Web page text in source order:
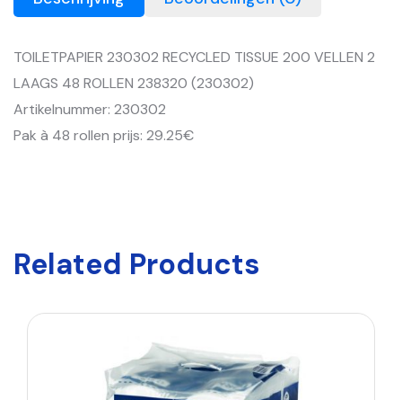
TOILETPAPIER 230302 RECYCLED TISSUE 200 VELLEN 2
LAAGS 48 ROLLEN 238320 (230302)
Artikelnummer: 230302
Pak à 48 rollen prijs: 29.25€
Related Products